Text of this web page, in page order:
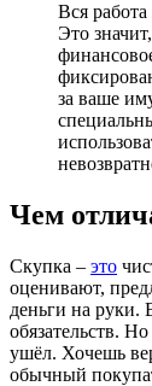
Вся
Это
за ваше
Чем
Скупка – это
оценивают,
деньги на руки.
обязательств.
ушёл. Хочешь
обычный